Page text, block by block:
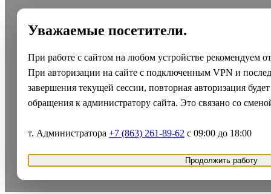
Уважаемые посетители.
При работе с сайтом на любом устройстве рекомендуем
При авторизации на сайте с подключенным VPN и
завершения текущей сессии, повторная авторизация
обращения к администратору сайта. Это связано со
т. Администратора +7 (863) 261-89-62 с 09:00 до 18:00
Продолжить работу